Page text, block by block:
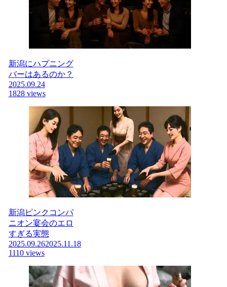
新潟にハプニング
バーはあるのか？
2025.09.24
1828 views
新潟ピンクコンパ
ニオン宴会のエロ
すぎる実態
2025.09.262025.11.18
1110 views